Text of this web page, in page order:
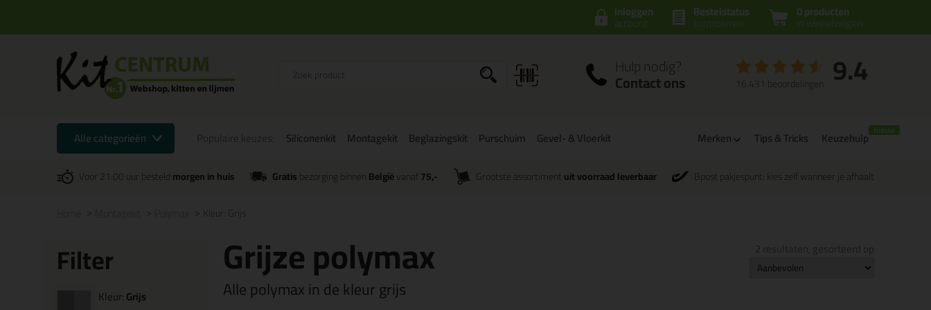
0 producten
in winkelwagen
Bestelstatus
controleren
Inloggen
account
Hulp nodig?
Contact ons 9.4
16.431 beoordelingen
Alle categorieën Siliconenkit Montagekit Beglazingskit Purschuim Gevel- & Vloerkit Merken Tips & Tricks Keuzehulp
Voor 21:00 uur besteldmorgen in huis Gratisbezorging binnenBelgiëvanaf 75,- Grootste assortiment uit voorraad leverbaar Bpost pakjespunt: kies zelf wanneer je afhaalt
Kleur: Grijs
Filter
Kleur:Grijs
Grijze polymax
Alle polymax in de kleur grijs